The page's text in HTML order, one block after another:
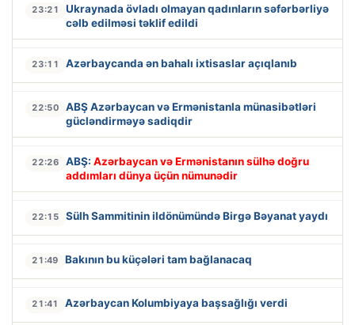
23:21
Ukraynada övladı olmayan qadınların səfərbərliyə
cəlb edilməsi təklif edildi
23:11 Azərbaycanda ən bahalı ixtisaslar açıqlanıb
22:50
ABŞ Azərbaycan və Ermənistanla münasibətləri
gücləndirməyə sadiqdir
22:26 ABŞ: Azərbaycan və Ermənistanın sülhə doğru
addımları dünya üçün nümunədir
22:15 Sülh Sammitinin ildönümündə Birgə Bəyanat yaydı
21:49 Bakının bu küçələri tam bağlanacaq
21:41 Azərbaycan Kolumbiyaya başsağlığı verdi